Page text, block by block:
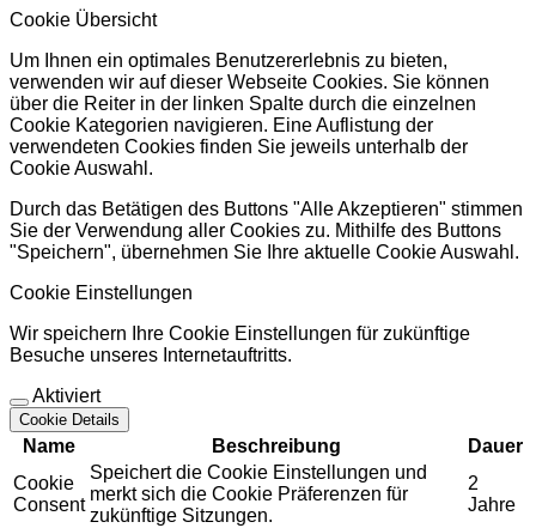
Cookie Übersicht
Um Ihnen ein optimales Benutzererlebnis zu bieten,
verwenden wir auf dieser Webseite Cookies. Sie können
über die Reiter in der linken Spalte durch die einzelnen
Cookie Kategorien navigieren. Eine Auflistung der
verwendeten Cookies finden Sie jeweils unterhalb der
Cookie Auswahl.
Durch das Betätigen des Buttons "Alle Akzeptieren" stimmen
Sie der Verwendung aller Cookies zu. Mithilfe des Buttons
"Speichern", übernehmen Sie Ihre aktuelle Cookie Auswahl.
Cookie Einstellungen
Wir speichern Ihre Cookie Einstellungen für zukünftige
Besuche unseres Internetauftritts.
Aktiviert
Cookie Details
Name Beschreibung
Dauer
Cookie
Consent
Speichert die Cookie Einstellungen und
merkt sich die Cookie Präferenzen für
zukünftige Sitzungen.
2
Jahre